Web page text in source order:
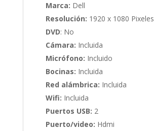
Marca: Dell
Resolución: 1920 x 1080 Pixeles
DVD: No
Cámara: Incluida
Micrófono: Incluido
Bocinas: Incluida
Red alámbrica: Incluida
Wifi: Incluida
Puertos USB: 2
Puerto/video: Hdmi